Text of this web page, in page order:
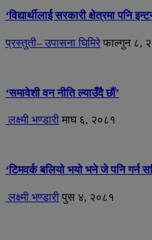
‘विद्यार्थीलाई सरकारी क्षेत्रमा पनि
प्रस्तुती– उपासना घिमिरे फाल्गुन ८,
‘समावेशी वन नीति ल्याउँदै छौं’
लक्ष्मी भण्डारी माघ ६, २०८१
‘टिमवर्क बलियो भयो भने जे पनि गर्न
लक्ष्मी भण्डारी पुस ४, २०८१